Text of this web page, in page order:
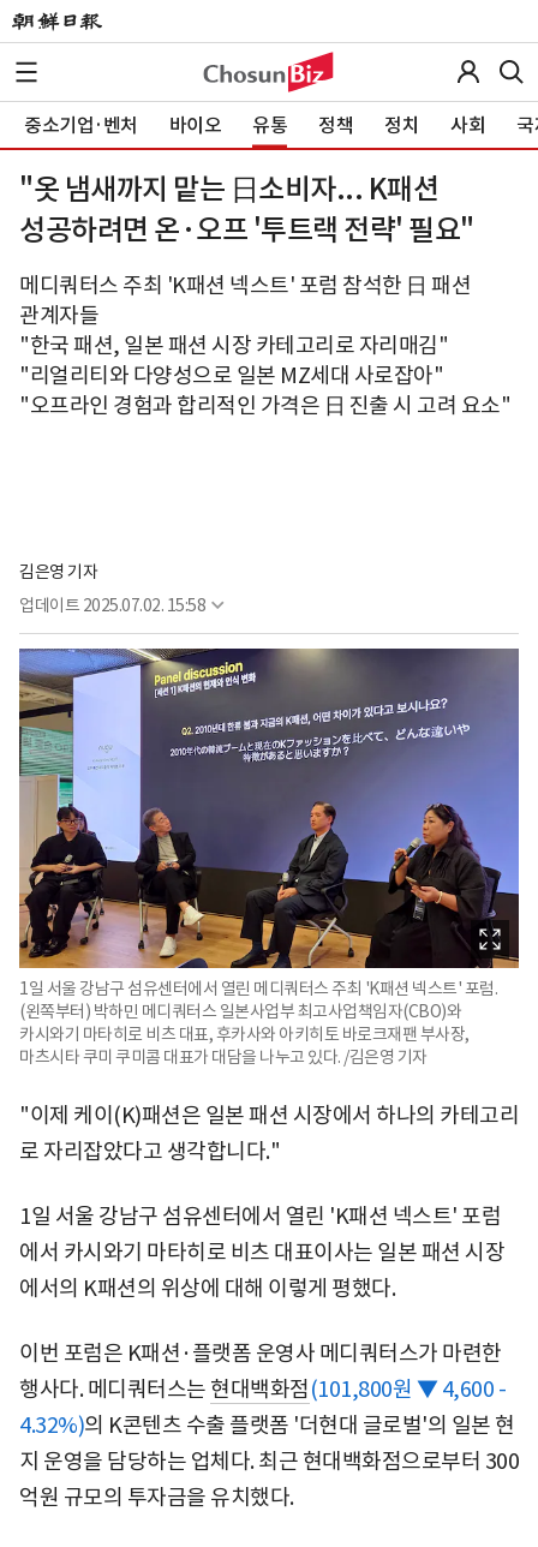
중소기업·벤처 바이오 유통 정책 정치 사회
"옷 냄새까지 맡는 日소비자... K패션
성공하려면 온·오프 '투트랙 전략' 필요"
메디쿼터스 주최 'K패션 넥스트' 포럼 참석한 日 패션
관계자들
"한국 패션, 일본 패션 시장 카테고리로 자리매김"
"리얼리티와 다양성으로 일본 MZ세대 사로잡아"
"오프라인 경험과 합리적인 가격은 日 진출 시 고려 요소"
김은영 기자
업데이트 2025.07.02. 15:58
1일 서울 강남구 섬유센터에서 열린 메디쿼터스 주최 'K패션 넥스트' 포럼.
(왼쪽부터) 박하민 메디쿼터스 일본사업부 최고사업책임자(CBO)와
카시와기 마타히로 비츠 대표, 후카사와 아키히토 바로크재팬 부사장,
마츠시타 쿠미 쿠미콤 대표가 대담을 나누고 있다. /김은영 기자
"이제 케이(K)패션은 일본 패션 시장에서 하나의 카테고리
로 자리잡았다고 생각합니다."
1일 서울 강남구 섬유센터에서 열린 'K패션 넥스트' 포럼
에서 카시와기 마타히로 비츠 대표이사는 일본 패션 시장
에서의 K패션의 위상에 대해 이렇게 평했다.
이번 포럼은 K패션·플랫폼 운영사 메디쿼터스가 마련한
행사다. 메디쿼터스는 현대백화점(101,800원 ▼ 4,600 -
4.32%)의 K콘텐츠 수출 플랫폼 '더현대 글로벌'의 일본 현
지 운영을 담당하는 업체다. 최근 현대백화점으로부터 300
억원 규모의 투자금을 유치했다.